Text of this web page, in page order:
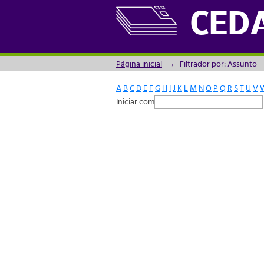
Filtrador por: Assunto
Página inicial → Filtrador por: Assunto
ABCDEFGH IJ KLM NOPQRSTUV
Iniciar com